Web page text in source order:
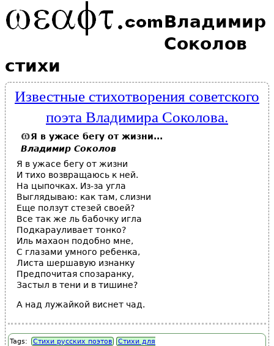
Владимир
Соколов
стихи
Известные стихотворения советского
поэта Владимира Соколова.
Я в ужасе бегу от жизни...
Владимир Соколов
Я в ужасе бегу от жизни
И тихо возвращаюсь к ней.
На цыпочках. Из-за угла
Выглядываю: как там, слизни
Еще ползут стезей своей?
Все так же ль бабочку игла
Подкарауливает тонко?
Иль махаон подобно мне,
С глазами умного ребенка,
Листа шершавую изнанку
Предпочитая спозаранку,
Застыл в тени и в тишине?
А над лужайкой виснет чад.
Tags: Стихи русских поэтов
Стихи для